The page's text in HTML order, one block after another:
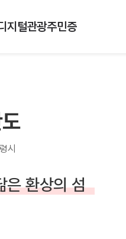
지털관광주민증
시
은 환상의 섬